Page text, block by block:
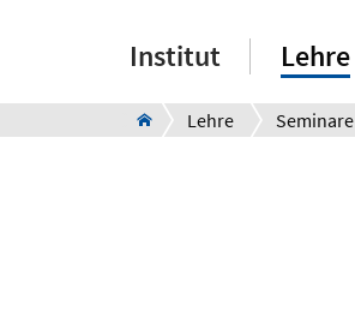
Institut Lehre
Lehre Seminare